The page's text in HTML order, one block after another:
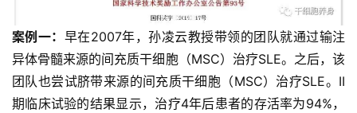
讯
再
案例一： 早在2007年，孙凌云教授带领的团队就通过输注
异体骨髓来源的间充质干细胞（MSC）治疗SLE。之后，该
团队也尝试脐带来源的间充质干细胞（MSC）治疗SLE。II
期临床试验的结果显示，治疗4年后患者的存活率为94%，